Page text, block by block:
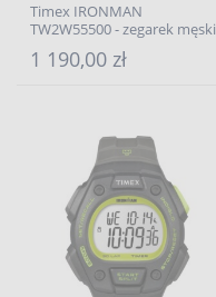
Timex IRONMAN
TW2W55500 - zegarek męski
1 190,00 zł